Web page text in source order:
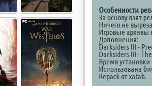
Особенности
За основу взят
Ничего не
Игровые архивы
Дополнения:
Darksiders III -
Darksiders III -
Время
Использована
Repack от xatab.